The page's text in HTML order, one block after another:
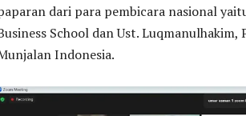
dari para pembicara nasional
School dan Ust.
Indonesia.